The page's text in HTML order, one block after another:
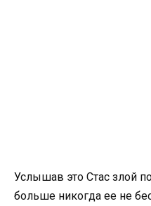
Услышав это Стас злой
больше никогда ее не